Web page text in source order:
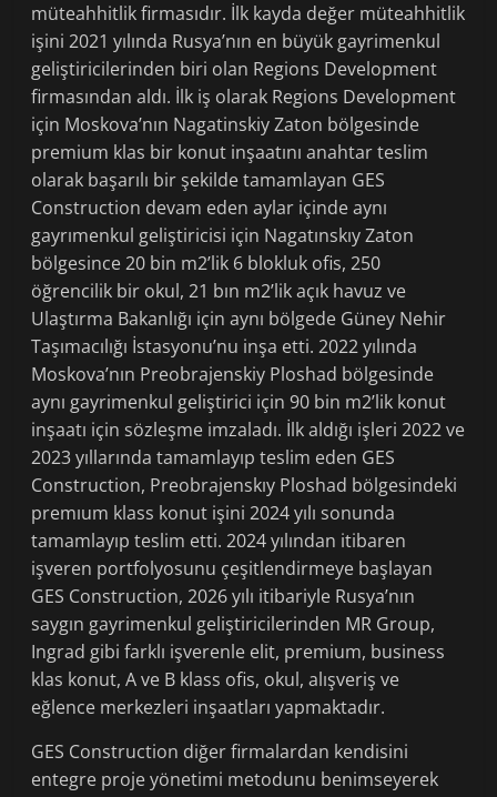
müteahhitlik firmasıdır. İlk kayda değer müteahhitlik
işini 2021 yılında Rusya’nın en büyük gayrimenkul
geliştiricilerinden biri olan Regions Development
firmasından aldı. İlk iş olarak Regions Development
için Moskova’nın Nagatinskiy Zaton bölgesinde
premium klas bir konut inşaatını anahtar teslim
olarak başarılı bir şekilde tamamlayan GES
Construction devam eden aylar içinde aynı
gayrımenkul geliştiricisi için Nagatınskıy Zaton
bölgesince 20 bin m2’lik 6 blokluk ofis, 250
öğrencilik bir okul, 21 bın m2’lik açık havuz ve
Ulaştırma Bakanlığı için aynı bölgede Güney Nehir
Taşımacılığı İstasyonu’nu inşa etti. 2022 yılında
Moskova’nın Preobrajenskiy Ploshad bölgesinde
aynı gayrimenkul geliştirici için 90 bin m2’lik konut
inşaatı için sözleşme imzaladı. İlk aldığı işleri 2022 ve
2023 yıllarında tamamlayıp teslim eden GES
Construction, Preobrajenskıy Ploshad bölgesindeki
premıum klass konut işini 2024 yılı sonunda
tamamlayıp teslim etti. 2024 yılından itibaren
işveren portfolyosunu çeşitlendirmeye başlayan
GES Construction, 2026 yılı itibariyle Rusya’nın
saygın gayrimenkul geliştiricilerinden MR Group,
Ingrad gibi farklı işverenle elit, premium, business
klas konut, A ve B klass ofis, okul, alışveriş ve
eğlence merkezleri inşaatları yapmaktadır.
GES Construction diğer firmalardan kendisini
entegre proje yönetimi metodunu benimseyerek